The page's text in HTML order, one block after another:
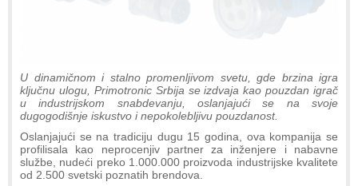
U dinamičnom i stalno promenljivom svetu, gde brzina igra
ključnu ulogu, Primotronic Srbija se izdvaja kao pouzdan igrač
u industrijskom snabdevanju, oslanjajući se na svoje
dugogodišnje iskustvo i nepokolebljivu pouzdanost.
Oslanjajući se na tradiciju dugu 15 godina, ova kompanija se
profilisala kao neprocenjiv partner za inženjere i nabavne
službe, nudeći preko 1.000.000 proizvoda industrijske kvalitete
od 2.500 svetski poznatih brendova.